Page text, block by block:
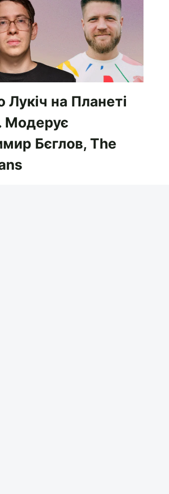
Лукіч на Планеті
Модерує
Бєглов, The